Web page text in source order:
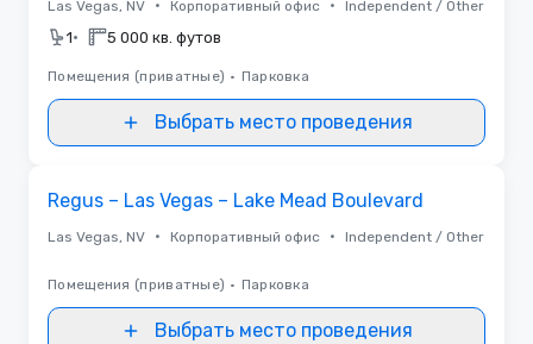
Las Vegas, NV • Корпоративный офис • Independent / Other
1• 5 000 кв. футов
Помещения (приватные) • Парковка
Выбрать место проведения
Regus – Las Vegas – Lake Mead Boulevard
Las Vegas, NV • Корпоративный офис • Independent / Other
Помещения (приватные) • Парковка
Выбрать место проведения